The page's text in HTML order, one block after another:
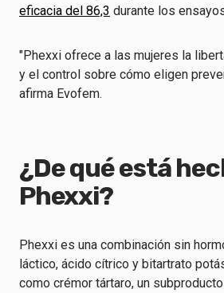
eficacia del 86,3 durante los
"Phexxi ofrece a las mujeres la
y el control sobre cómo eligen
afirma Evofem.
¿De qué está
Phexxi?
Phexxi es una combinación sin
láctico, ácido cítrico y bitartrato
como crémor tártaro, un